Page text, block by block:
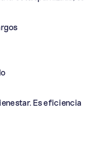
Es eficiencia